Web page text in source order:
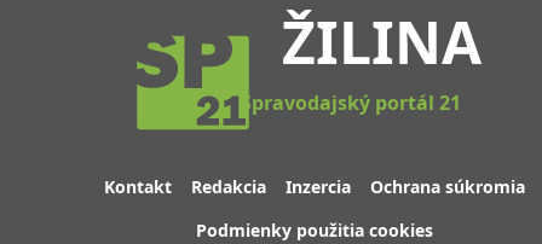
ŽILINA
Spravodajský portál 21
Kontakt Redakcia Inzercia
Ochrana súkromia
Podmienky použitia cookies